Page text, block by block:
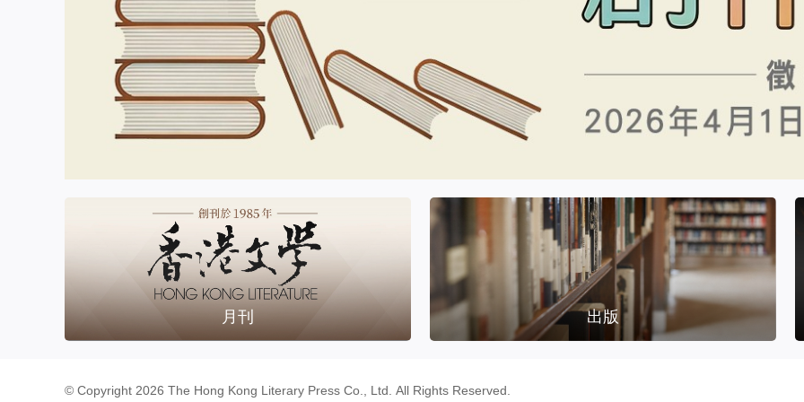
月刊 出版
© Copyright 2026 The Hong Kong Literary Press Co., Ltd. All Rights Reserved.